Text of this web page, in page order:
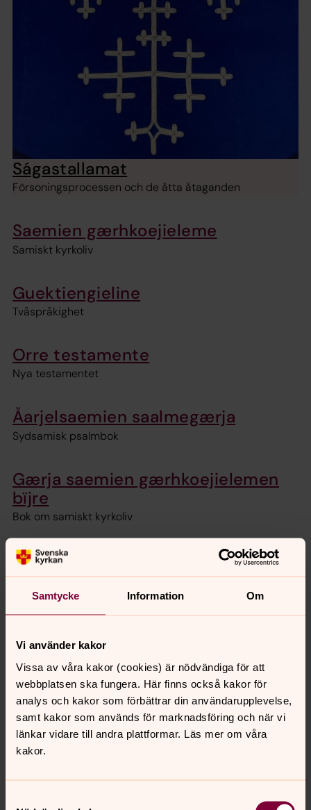
Samtycke Information Om
Vi använder kakor
Vissa av våra kakor (cookies) är nödvändiga för att
webbplatsen ska fungera. Här finns också kakor för
analys och kakor som förbättrar din användarupplevelse,
samt kakor som används för marknadsföring och när vi
länkar vidare till andra plattformar. Läs mer om våra
kakor.
Ságastallamat
Försoningsprocessen och de åtta åtaganden
Saemien gærhkoejieleme
Samiskt kyrkoliv
Guektiengieline
Tvåspråkighet
Orre testamente
Nya testamentet
Åarjelsaemien saalmegærja
Sydsamisk psalmbok
Gærja saemien gærhkoejielemen
bïjre
Bok om samiskt kyrkoliv
Åarjelsaemien bijpelteksth
Bibeltexter på sydsamiska
Saemien gærjagåetie
Samiskt bibliotek
Daerpies Dierie
Sydsamiskt kyrkoblad
Laavkome, saemien skylleme,
Dop, konfirmation, vigsel och begravning